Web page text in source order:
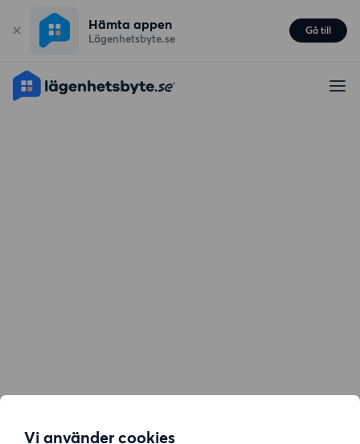
Vi använder cookies
Hämta appen
Lägenhetsbyte.se
Gå till